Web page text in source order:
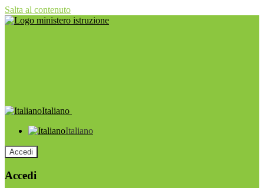
Salta al contenuto
Italiano
Italiano
Accedi
Accedi